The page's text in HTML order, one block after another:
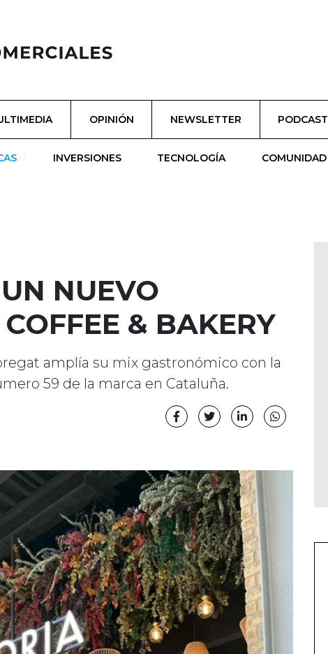
OPINIÓN NEWSLETTER PODCAST
INVERSIONES TECNOLOGÍA COMUNIDAD
NUEVO
& BAKERY
amplía su mix gastronómico con la
59 de la marca en Cataluña.